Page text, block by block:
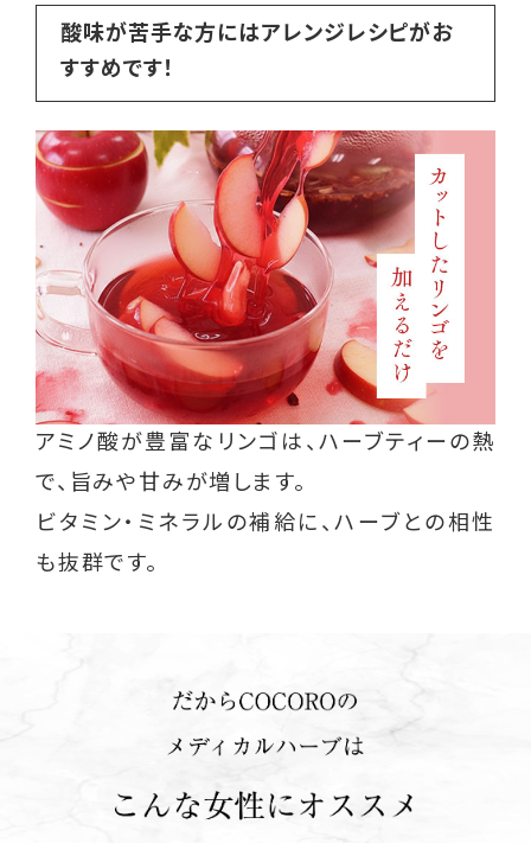
酸味が苦手な方にはアレンジレシピがお
すすめです！
アミノ酸が豊富なリンゴは、ハーブティーの熱
で、旨みや甘みが増します。
ビタミン・ミネラルの補給に、ハーブとの相性
も抜群です。